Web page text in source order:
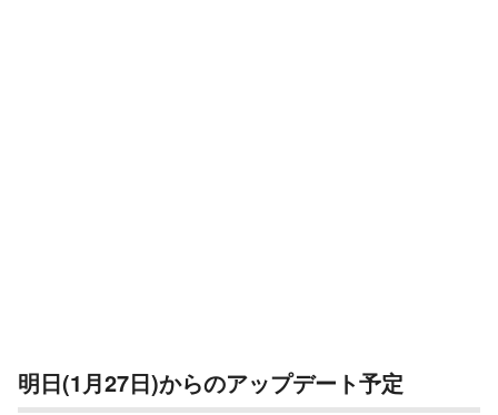
明日(1月27日)からのアップデート予定